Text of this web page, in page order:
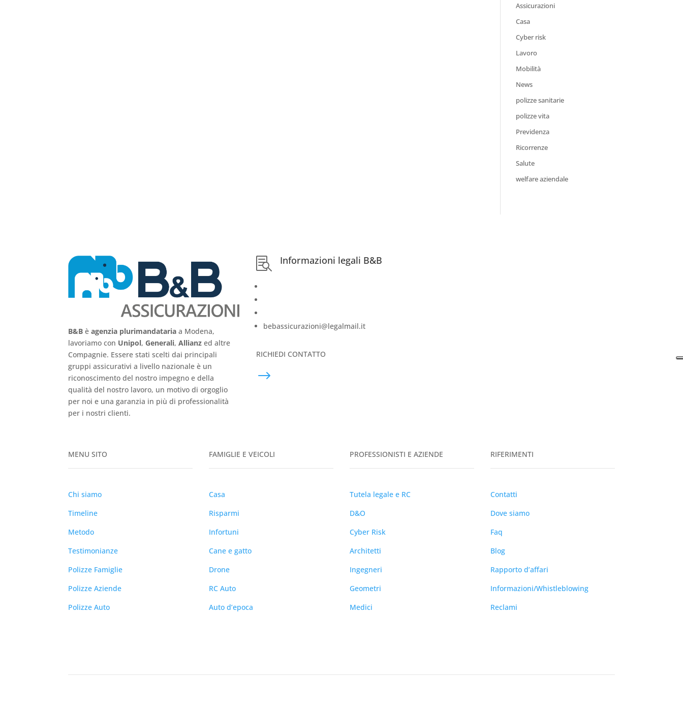
Assicurazioni
Casa
Cyber risk
Lavoro
Mobilità
News
polizze sanitarie
polizze vita
Previdenza
Ricorrenze
Salute
welfare aziendale
B&B è agenzia plurimandataria a Modena,
lavoriamo con Unipol, Generali,Allianz ed altre
Compagnie. Essere stati scelti dai principali
gruppi assicurativi a livello nazionale è un
riconoscimento del nostro impegno e della
qualità del nostro lavoro, un motivo di orgoglio
per noi e una garanzia in più di professionalità
per i nostri clienti.
 Informazioni legali B&B
bebassicurazioni@legalmail.it
RICHIEDI CONTATTO
$
MENU SITO
Chi siamo
Timeline
Metodo
Testimonianze
Polizze Famiglie
Polizze Aziende
Polizze Auto
FAMIGLIE E VEICOLI
Casa
Risparmi
Infortuni
Cane e gatto
Drone
RC Auto
Auto d’epoca
PROFESSIONISTI E AZIENDE
Tutela legale e RC
D&O
Cyber Risk
Architetti
Ingegneri
Geometri
Medici
RIFERIMENTI
Contatti
Dove siamo
Faq
Blog
Rapporto d’affari
Informazioni/Whistleblowing
Reclami